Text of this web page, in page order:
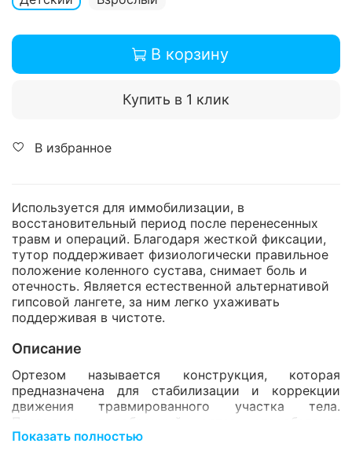
В корзину
Купить в 1 клик
В избранное
Используется для иммобилизации, в
восстановительный период после перенесенных
травм и операций. Благодаря жесткой фиксации,
тутор поддерживает физиологически правильное
положение коленного сустава, снимает боль и
отечность. Является естественной альтернативой
гипсовой лангете, за ним легко ухаживать
поддерживая в чистоте.
Описание
Ортезом называется конструкция, которая
предназначена для стабилизации и коррекции
движения травмированного участка тела.
Правильно подобранный ортез способствует
скорейшему выздоровлению, путём разгрузки и
Показать полностью